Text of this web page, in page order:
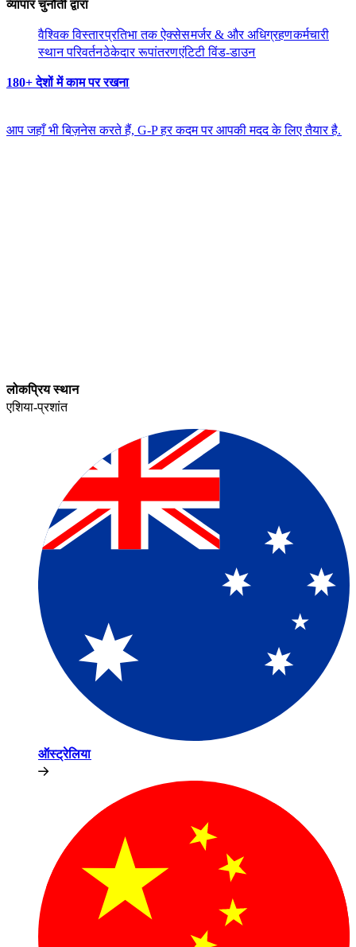
व्यापार चुनौती द्वारा​​
वैश्विक विस्तार​​प्रतिभा तक ऐक्सेस​​मर्जर & और अधिग्रहण​​कर्मचारी
स्थान परिवर्तन​​ठेकेदार रूपांतरण​​एंटिटी विंड-डाउन​​
180+ देशों में काम पर रखना​​
आप जहाँ भी बिज़नेस करते हैं, G-P हर कदम पर आपकी मदद के लिए तैयार है.​​
लोकप्रिय स्थान​​
एशिया-प्रशांत​​
ऑस्ट्रेलिया​​